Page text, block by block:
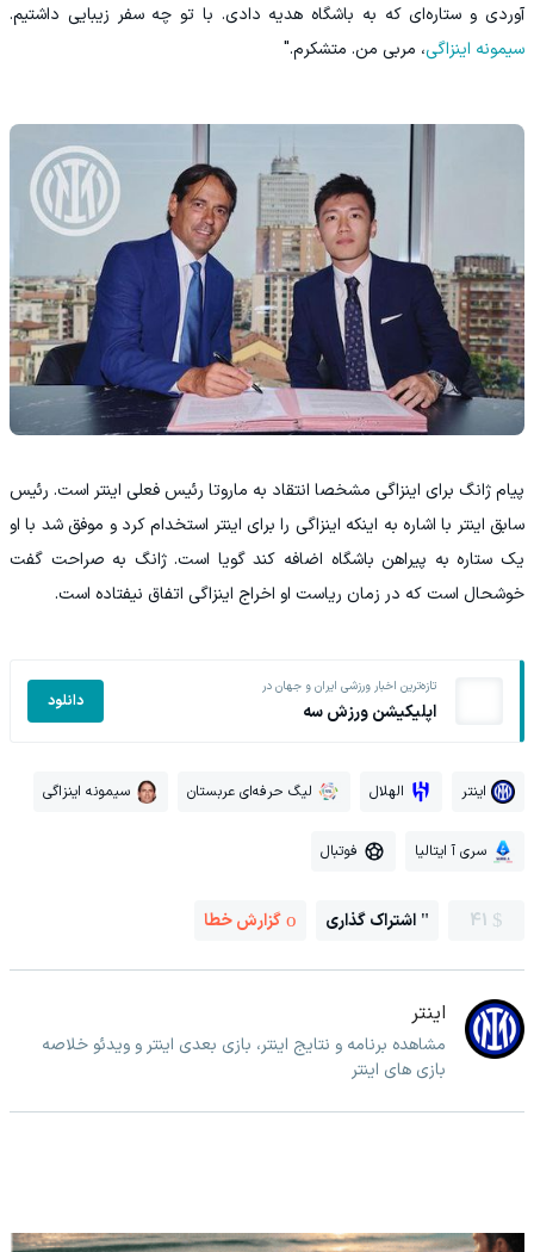
آوردی و ستاره‌ای که به باشگاه ‏هدیه دادی. با تو چه سفر زیبایی داشتیم.
سیمونه اینزاگی، مربی ‏من. متشکرم."
پیام ژانگ برای اینزاگی مشخصا انتقاد به ماروتا رئیس فعلی اینتر ‏است. رئیس
سابق اینتر با اشاره به اینکه اینزاگی را برای اینتر ‏استخدام کرد و موفق شد با او
یک ستاره به پیراهن باشگاه اضافه ‏کند گویا است. ژانگ به صراحت گفت
خوشحال است که در زمان ‏ریاست او اخراج اینزاگی اتفاق نیفتاده است. ‏
تازه‌ترین اخبار ورزشی ایران و جهان در
اپلیکیشن ورزش سه دانلود
اینتر الهلال لیگ حرفه‌ای عربستان سیمونه اینزاگی
سری آ ایتالیا فوتبال
41 اشتراک گذاری گزارش خطا
اینتر
مشاهده برنامه و نتایج اینتر، بازی بعدی اینتر و ویدئو خلاصه
بازی های اینتر